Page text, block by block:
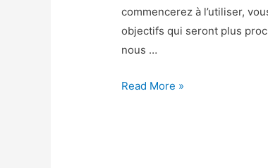
commencerez à l’utiliser,
objectifs qui seront plus
nous …
Avatar
Read More »